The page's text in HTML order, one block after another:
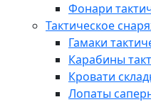
Фонари
Тактическое
Гамаки
Карабины
Кровати
Лопаты